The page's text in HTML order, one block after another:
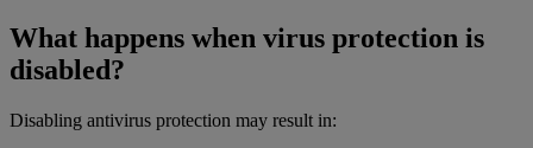
What happens when virus protection is
disabled?
Disabling antivirus protection may result in: